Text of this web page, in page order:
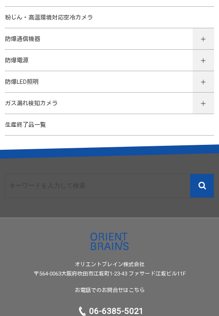
粉じん・高温環境対応空冷カメラ
防爆通信機器
防爆電源
防爆LED照明
ガス漏れ検知カメラ
生産終了品一覧
オリエントブレイン株式会社
〒564-0063大阪府吹田市江坂町1-23-43 ファサード江坂ビル11F
お電話でのお問合せはこちら
06-6385-5021